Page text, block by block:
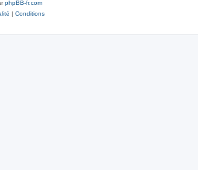
phpBB-fr.com
| Conditions